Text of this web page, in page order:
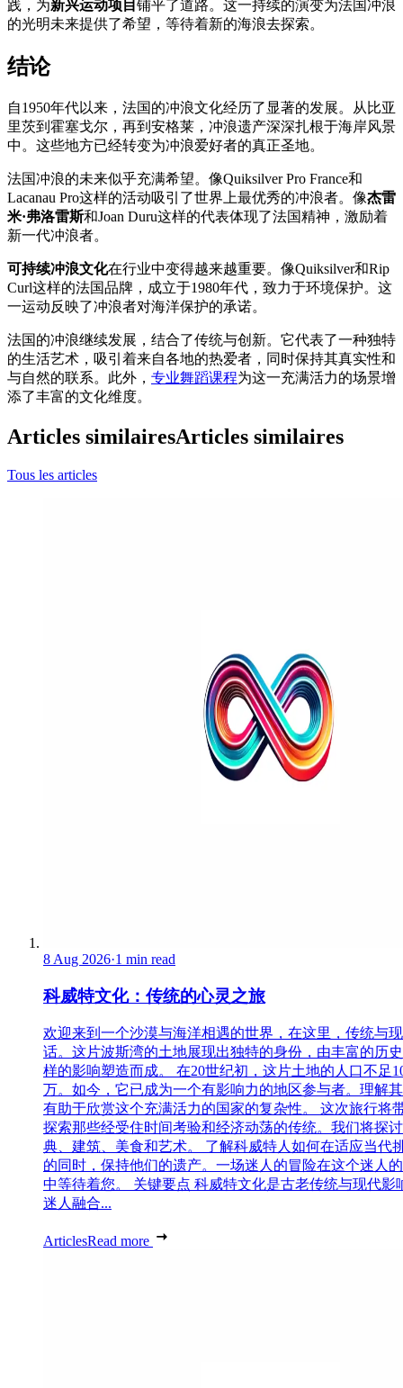
践，为新兴运动项目 铺平了道路。这一持续的演变为法国冲浪
的光明未来提供了希望，等待着新的海浪去探索。
结论
自1950年代以来，法国的冲浪文化经历了显著的发展。从比亚
里茨到霍塞戈尔，再到安格莱，冲浪遗产深深扎根于海岸风景
中。这些地方已经转变为冲浪爱好者的真正圣地。
法国冲浪的未来似乎充满希望。像Quiksilver Pro France和
Lacanau Pro这样的活动吸引了世界上最优秀的冲浪者。像杰雷
米·弗洛雷斯和Joan Duru这样的代表体现了法国精神，激励着
新一代冲浪者。
可持续冲浪文化在行业中变得越来越重要。像Quiksilver和Rip
Curl这样的法国品牌，成立于1980年代，致力于环境保护。这
一运动反映了冲浪者对海洋保护的承诺。
法国的冲浪继续发展，结合了传统与创新。它代表了一种独特
的生活艺术，吸引着来自各地的热爱者，同时保持其真实性和
与自然的联系。此外， 专业舞蹈课程为这一充满活力的场景增
添了丰富的文化维度。
Articles similairesArticles similaires
Tous les articles
8 Aug 2026·1 min read
科威特文化：传统的心灵之旅
欢迎来到一个沙漠与海洋相遇的世界，在这里，传统与
话。这片波斯湾的土地展现出独特的身份，由丰富的历
样的影响塑造而成。 在20世纪初，这片土地的人口不足
万。如今，它已成为一个有影响力的地区参与者。理解
有助于欣赏这个充满活力的国家的复杂性。 这次旅行将
探索那些经受住时间考验和经济动荡的传统。我们将探
典、建筑、美食和艺术。 了解科威特人如何在适应当代
的同时，保持他们的遗产。一场迷人的冒险在这个迷人
中等待着您。 关键要点 科威特文化是古老传统与现代影
迷人融合...
ArticlesRead more